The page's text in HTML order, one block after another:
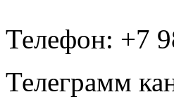
Телефон: +7
Телеграмм